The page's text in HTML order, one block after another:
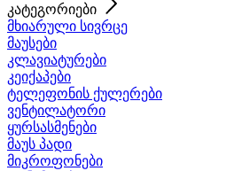
კატეგორიები
მხიარული სივრცე
მაუსები
კლავიატურები
კეიქაპები
ტელეფონის ქულერები
ვენტილატორი
ყურსასმენები
მაუს პადი
მიკროფონები